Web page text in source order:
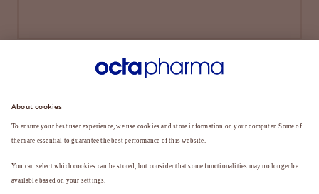
INICIAR SESIÓN
¿HA OLVIDADO SU CONTRASEÑA?
¿Aún no es miembro?